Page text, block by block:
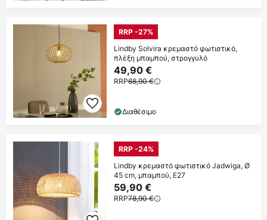
RRP -27%
Lindby Solvira κρεμαστό φωτιστικό,
πλέξη μπαμπού, στρογγυλό
49,90 €
RRP68,90 €
Διαθέσιμο
RRP -24%
Lindby κρεμαστό φωτιστικό Jadwiga, Ø
45 cm, μπαμπού, E27
59,90 €
RRP78,90 €